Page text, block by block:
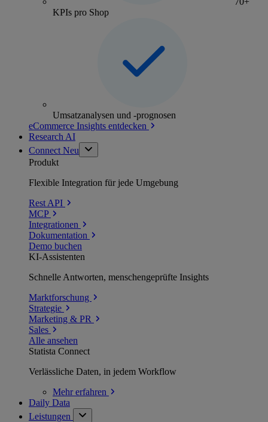
KPIs pro Shop
Umsatzanalysen und -prognosen
eCommerce Insights entdecken
Research AI
Connect Neu
Produkt
Flexible Integration für jede Umgebung
Rest API
MCP
Integrationen
Dokumentation
Demo buchen
KI-Assistenten
Schnelle Antworten, menschengeprüfte Insights
Marktforschung
Strategie
Marketing & PR
Sales
Alle ansehen
Statista Connect
Verlässliche Daten, in jedem Workflow
Mehrerfahren
Daily Data
Leistungen